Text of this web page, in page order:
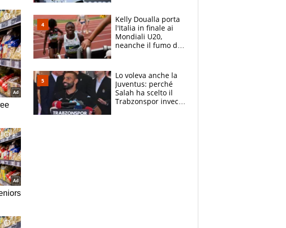
terzo. Quanti malori
a Montreal
Kelly Doualla porta
l'Italia in finale ai
Mondiali U20,
neanche il fumo di
Lo voleva anche la
Juventus: perché
Salah ha scelto il
Trabzonspor invece